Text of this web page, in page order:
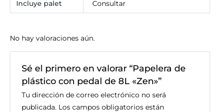
Incluye palet Consultar
No hay valoraciones aún.
Sé el primero en valorar “Papelera de
plástico con pedal de 8L «Zen»”
Tu dirección de correo electrónico no será
publicada. Los campos obligatorios están